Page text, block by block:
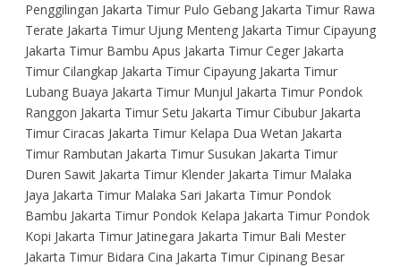
Penggilingan Jakarta Timur Pulo Gebang Jakarta Timur Rawa
Terate Jakarta Timur Ujung Menteng Jakarta Timur Cipayung
Jakarta Timur Bambu Apus Jakarta Timur Ceger Jakarta
Timur Cilangkap Jakarta Timur Cipayung Jakarta Timur
Lubang Buaya Jakarta Timur Munjul Jakarta Timur Pondok
Ranggon Jakarta Timur Setu Jakarta Timur Cibubur Jakarta
Timur Ciracas Jakarta Timur Kelapa Dua Wetan Jakarta
Timur Rambutan Jakarta Timur Susukan Jakarta Timur
Duren Sawit Jakarta Timur Klender Jakarta Timur Malaka
Jaya Jakarta Timur Malaka Sari Jakarta Timur Pondok
Bambu Jakarta Timur Pondok Kelapa Jakarta Timur Pondok
Kopi Jakarta Timur Jatinegara Jakarta Timur Bali Mester
Jakarta Timur Bidara Cina Jakarta Timur Cipinang Besar